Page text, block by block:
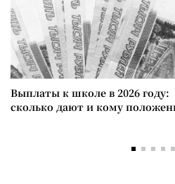
Выплаты к школе в 2026 году:
сколько дают и кому